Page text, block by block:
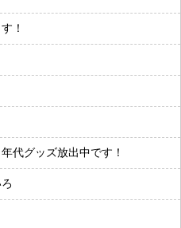
！
代グッズ放出中です！